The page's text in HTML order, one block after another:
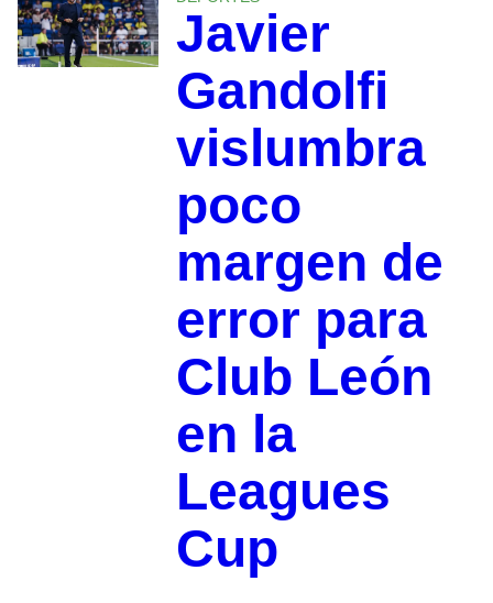
Javier
Gandolfi
vislumbra
poco
margen de
error para
Club León
en la
Leagues
Cup